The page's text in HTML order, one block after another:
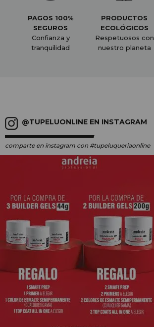
PAGOS 100%
SEGUROS
Confianza y
tranquilidad
PRODUCTOS
ECOLÓGICOS
Respetuosos con
nuestro planeta
@TUPELUONLINE EN INSTAGRAM
comparte en instagram con #tupeluqueriaonline